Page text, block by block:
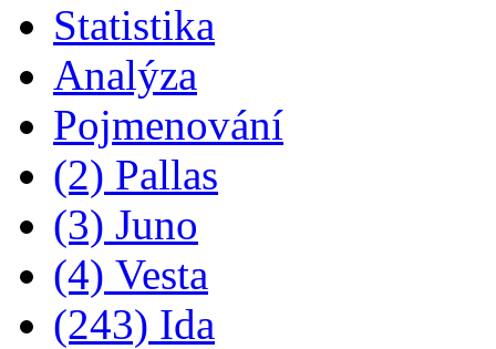
Statistika
Analýza
Pojmenování
(2) Pallas
(3) Juno
(4) Vesta
(243) Ida